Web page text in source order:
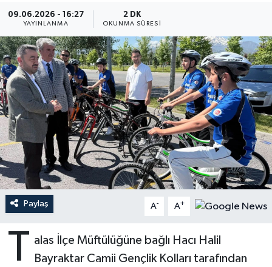
09.06.2026 - 16:27
YAYINLANMA
2 DK
OKUNMA SÜRESI
Paylaş A- A+
T alas İlçe Müftülüğüne bağlı Hacı Halil
Bayraktar Camii Gençlik Kolları tarafından
Ankara Müftülüğü
Antalya Müftülüğü
Ardahan Müftülüğü
Artvin Müftülüğü
Aydın Müftülüğü
Balıkesir Müftülüğü
Bartın Müftülüğü
Batman Müftülüğü
Dualar
Hadislerle İslam
Kudüs
Kurban
Mukabele
Peygamberimizin Hayatı
Ramazan
Sahabeler
Diyanet Dergi
TDV
Hutbeler
DİYANET AKADEMİ
DİYANET GENÇLİK
DİYANET RADYO/TV
DEPREM
Dünya
Son Dakika Haberleri
Haber Arşivi